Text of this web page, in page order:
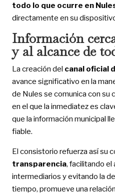
todo lo que ocurre en
directamente en su
Información
y al alcance de
La creación del canal oficial
avance significativo en la
de Nules se comunica con su
en el que la inmediatez es
que la información municipal
fiable.
El consistorio refuerza así su
transparencia, facilitando el
intermediarios y evitando la
tiempo, promueve una